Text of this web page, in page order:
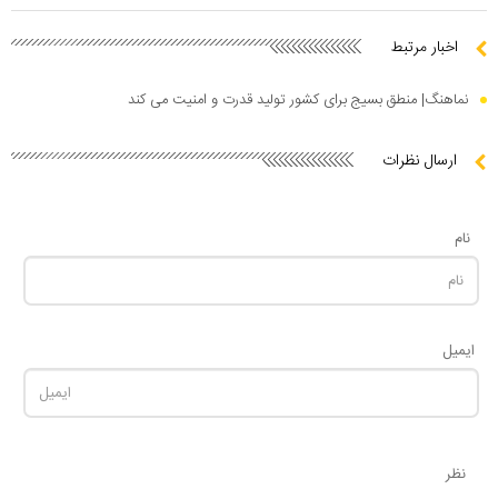
اخبار مرتبط
نماهنگ| منطق بسیج برای کشور تولید قدرت و امنیت می کند
ارسال نظرات
نام
ایمیل
نظر